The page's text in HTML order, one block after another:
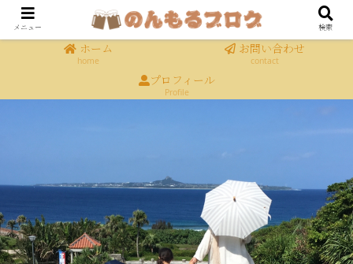
ホーム
home
お問い合わせ
contact
プロフィール
Profile
メニュー 検索